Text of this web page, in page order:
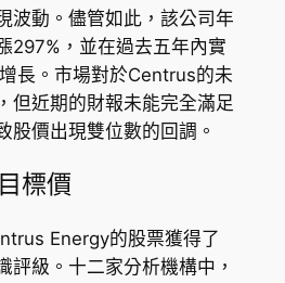
波動。儘管如此，該公司年
297%，並在過去五年內實
長。市場對於Centrus的未
但近期的財報未能完全滿足
股價出現雙位數的回調。
標價
Energy的股票獲得了
評級。十二家分析機構中，